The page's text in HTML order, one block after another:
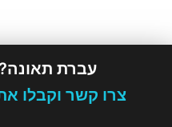
עברת
צרו קשר וקבלו